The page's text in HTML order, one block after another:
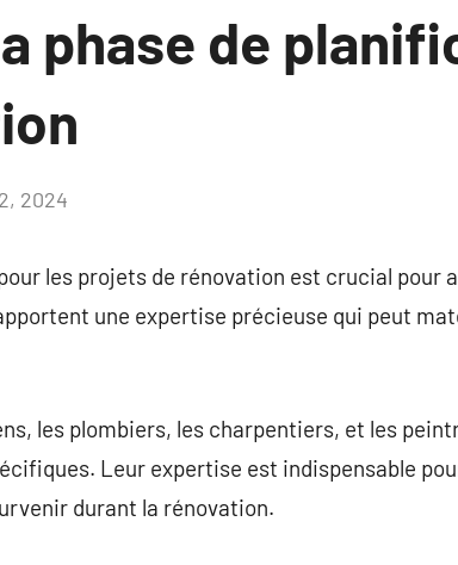
phase de
2024
les projets de rénovation est crucial pour
une expertise précieuse qui peut
les plombiers, les charpentiers, et les
Leur expertise est indispensable
durant la rénovation.